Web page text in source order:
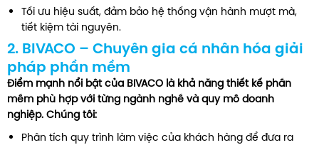
Tối ưu hiệu suất, đảm bảo hệ thống vận hành mượt mà,
tiết kiệm tài nguyên.
2. BIVACO – Chuyên gia cá nhân hóa giải
pháp phần mềm
Điểm mạnh nổi bật của BIVACO là khả năng thiết kế phần
mềm phù hợp với từng ngành nghề và quy mô doanh
nghiệp. Chúng tôi:
Phân tích quy trình làm việc của khách hàng để đưa ra